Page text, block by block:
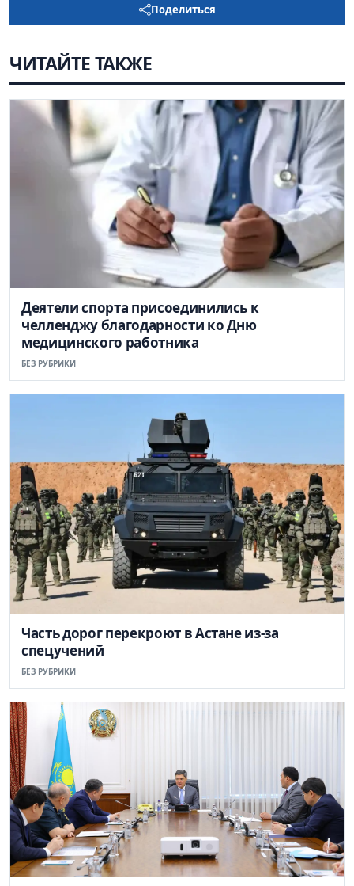
Поделиться
ЧИТАЙТЕ ТАКЖЕ
Деятели спорта присоединились к
челленджу благодарности ко Дню
медицинского работника
БЕЗ РУБРИКИ
Часть дорог перекроют в Астане из-за
спецучений
БЕЗ РУБРИКИ